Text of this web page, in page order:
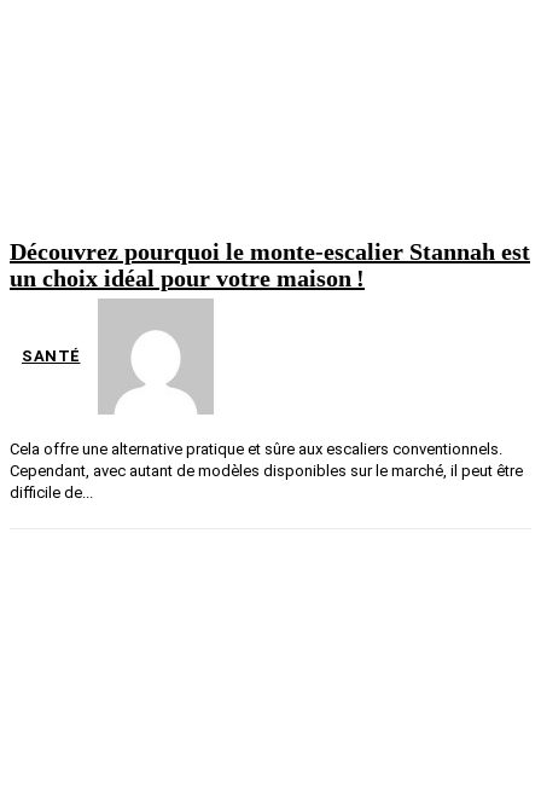
Découvrez pourquoi le monte-escalier Stannah est
un choix idéal pour votre maison !
SANTÉ
Cela offre une alternative pratique et sûre aux escaliers conventionnels.
Cependant, avec autant de modèles disponibles sur le marché, il peut être
difficile de...